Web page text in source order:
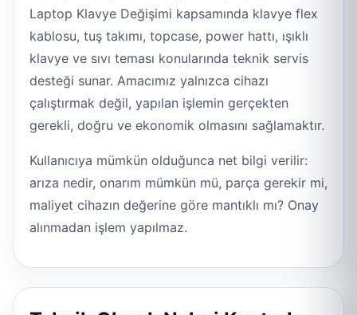
Laptop Klavye Değişimi kapsamında klavye flex
kablosu, tuş takımı, topcase, power hattı, ışıklı
klavye ve sıvı teması konularında teknik servis
desteği sunar. Amacımız yalnızca cihazı
çalıştırmak değil, yapılan işlemin gerçekten
gerekli, doğru ve ekonomik olmasını sağlamaktır.
Kullanıcıya mümkün olduğunca net bilgi verilir:
arıza nedir, onarım mümkün mü, parça gerekir mi,
maliyet cihazın değerine göre mantıklı mı? Onay
alınmadan işlem yapılmaz.